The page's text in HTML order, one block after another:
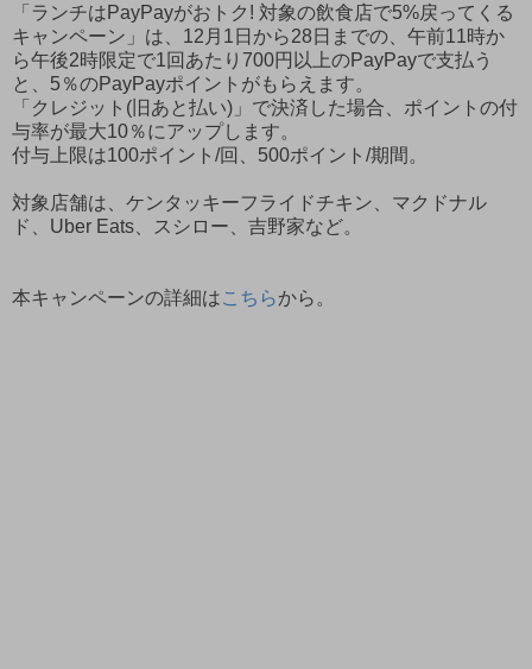
「ランチはPayPayがおトク! 対象の飲食店で5%戻ってくる
キャンペーン」は、12月1日から28日までの、午前11時か
ら午後2時限定で1回あたり700円以上のPayPayで支払う
と、5％のPayPayポイントがもらえます。
「クレジット(旧あと払い)」で決済した場合、ポイントの付
与率が最大10％にアップします。
付与上限は100ポイント/回、500ポイント/期間。
対象店舗は、ケンタッキーフライドチキン、マクドナル
ド、Uber Eats、スシロー、吉野家など。
本キャンペーンの詳細はこちらから。